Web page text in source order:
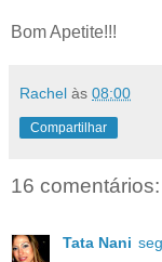
Bom Apetite!!!
Rachel às 08:00
Compartilhar
16 comentários:
Tata Nani